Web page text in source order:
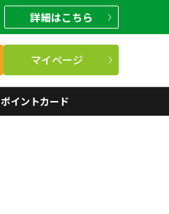
詳細はこちら
マイページ
ポイントカード